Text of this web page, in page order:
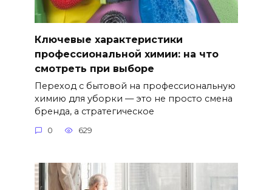
Ключевые характеристики
профессиональной химии: на что
смотреть при выборе
Переход с бытовой на профессиональную
химию для уборки — это не просто смена
бренда, а стратегическое
0 629